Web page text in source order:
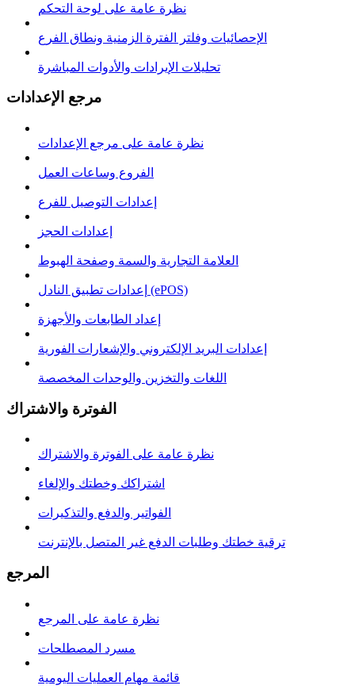
نظرة عامة على لوحة التحكم
الإحصائيات وفلتر الفترة الزمنية ونطاق الفرع
تحليلات الإيرادات والأدوات المباشرة
مرجع الإعدادات
نظرة عامة على مرجع الإعدادات
الفروع وساعات العمل
إعدادات التوصيل للفرع
إعدادات الحجز
العلامة التجارية والسمة وصفحة الهبوط
إعدادات تطبيق النادل (ePOS)
إعداد الطابعات والأجهزة
إعدادات البريد الإلكتروني والإشعارات الفورية
اللغات والتخزين والوحدات المخصصة
الفوترة والاشتراك
نظرة عامة على الفوترة والاشتراك
اشتراكك وخطتك والإلغاء
الفواتير والدفع والتذكيرات
ترقية خطتك وطلبات الدفع غير المتصل بالإنترنت
المرجع
نظرة عامة على المرجع
مسرد المصطلحات
قائمة مهام العمليات اليومية